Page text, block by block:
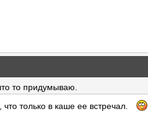
то придумываю.
только в каше ее встречал.